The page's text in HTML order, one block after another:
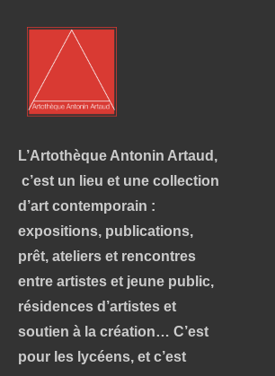
L’Artothèque Antonin Artaud,
c’est un lieu et une collection
d’art contemporain :
expositions, publications,
prêt, ateliers et rencontres
entre artistes et jeune public,
résidences d’artistes et
soutien à la création… C’est
pour les lycéens, et c’est